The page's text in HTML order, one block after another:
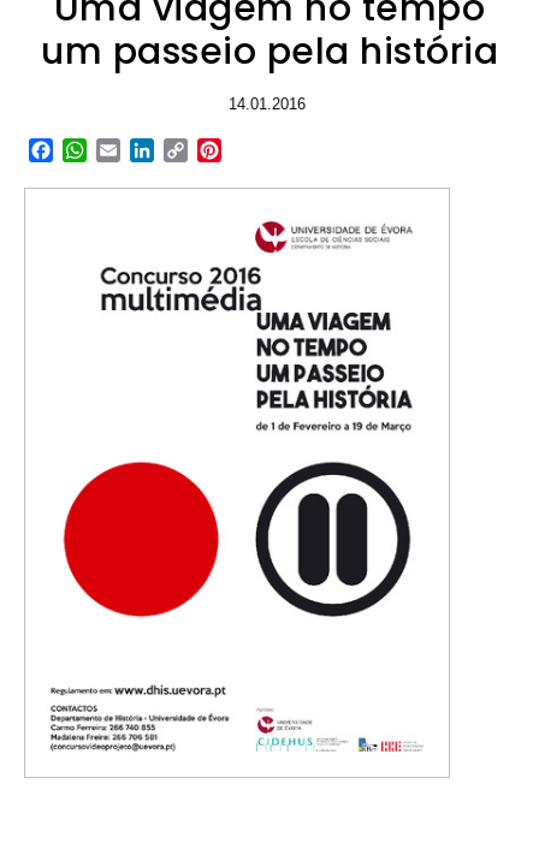
um passeio pela história
14.01.2016
Facebook
WhatsApp
EmailLinkedIn
Copy